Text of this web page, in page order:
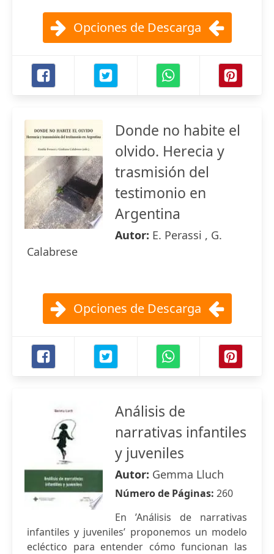
Opciones de Descarga
Donde no habite el
olvido. Herecia y
trasmisión del
testimonio en
Argentina
Autor: E. Perassi , G.
Calabrese
Opciones de Descarga
Análisis de
narrativas infantiles
y juveniles
Autor: Gemma Lluch
Número de Páginas: 260
En ’Análisis de narrativas
infantiles y juveniles’ proponemos un modelo
ecléctico para entender cómo funcionan las